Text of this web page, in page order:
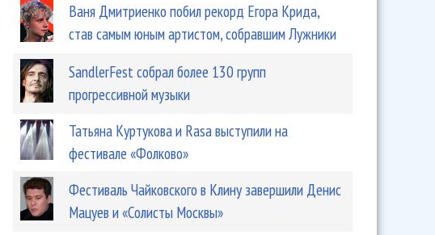
Ваня Дмитриенко побил рекорд Егора Крида,
став самым юным артистом, собравшим Лужники
SandlerFest собрал более 130 групп
прогрессивной музыки
Татьяна Куртукова и Rasa выступили на
фестивале «Фолково»
Фестиваль Чайковского в Клину завершили Денис
Мацуев и «Солисты Москвы»